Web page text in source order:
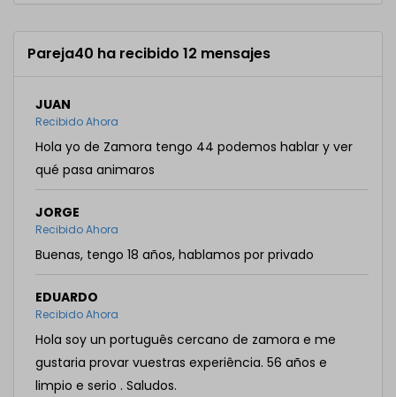
Pareja40 ha recibido 12 mensajes
JUAN
Recibido Ahora
Hola yo de Zamora tengo 44 podemos hablar y ver
qué pasa animaros
JORGE
Recibido Ahora
Buenas, tengo 18 años, hablamos por privado
EDUARDO
Recibido Ahora
Hola soy un português cercano de zamora e me
gustaria provar vuestras experiência. 56 años e
limpio e serio . Saludos.